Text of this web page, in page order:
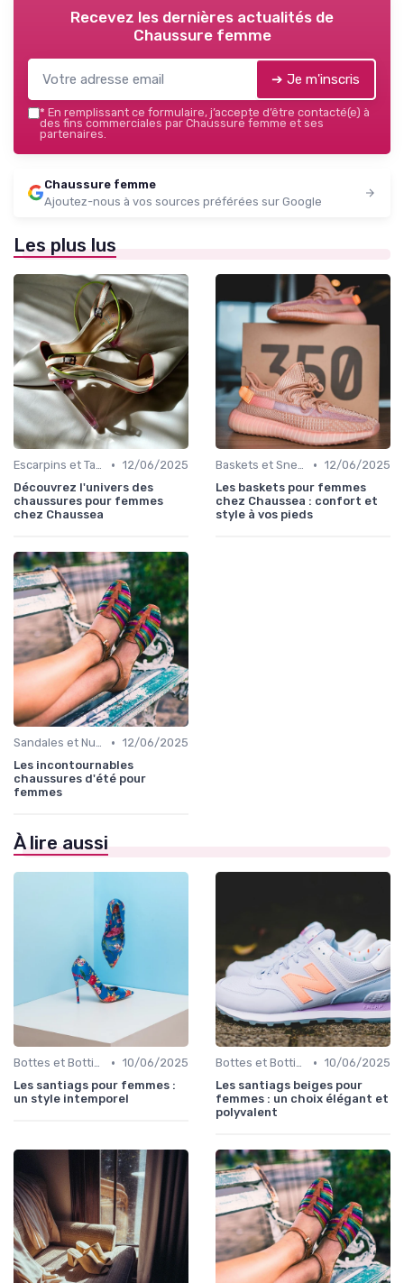
Recevez les dernières actualités de
Chaussure femme
➔ Je m'inscris
* En remplissant ce formulaire, j’accepte d’être contacté(e) à
des fins commerciales par Chaussure femme et ses
partenaires.
Chaussure femme
Ajoutez-nous à vos sources préférées sur Google
Les plus lus
Escarpins et Talons • 12/06/2025
Découvrez l'univers des
chaussures pour femmes
chez Chaussea
Baskets et Sneakers • 12/06/2025
Les baskets pour femmes
chez Chaussea : confort et
style à vos pieds
Sandales et Nu-pieds • 12/06/2025
Les incontournables
chaussures d'été pour
femmes
À lire aussi
Bottes et Bottines • 10/06/2025
Les santiags pour femmes :
un style intemporel
Bottes et Bottines • 10/06/2025
Les santiags beiges pour
femmes : un choix élégant et
polyvalent